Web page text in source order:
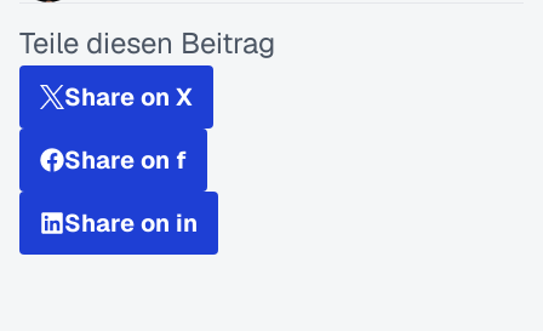
Teile diesen Beitrag
Share on X
Share on f
Share on in